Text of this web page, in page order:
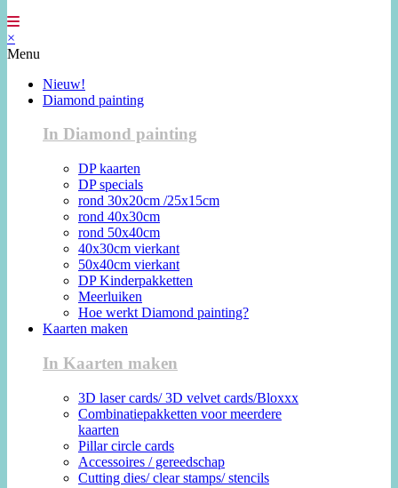
×
Menu
Nieuw!
Diamond painting
In Diamond painting
DP kaarten
DP specials
rond 30x20cm /25x15cm
rond 40x30cm
rond 50x40cm
40x30cm vierkant
50x40cm vierkant
DP Kinderpakketten
Meerluiken
Hoe werkt Diamond painting?
Kaarten maken
In Kaarten maken
3D laser cards/ 3D velvet cards/Bloxxx
Combinatiepakketten voor meerdere
kaarten
Pillar circle cards
Accessoires / gereedschap
Cutting dies/ clear stamps/ stencils